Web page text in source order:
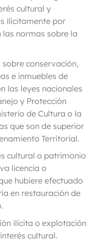
cultural y
ilícitamente por
normas sobre la
conservación,
e inmuebles de
las leyes nacionales
y Protección
de Cultura o la
que son de superior
Territorial.
cultural o patrimonio
licencia o
hubiere efectuado
en restauración de
ilícita o explotación
cultural.